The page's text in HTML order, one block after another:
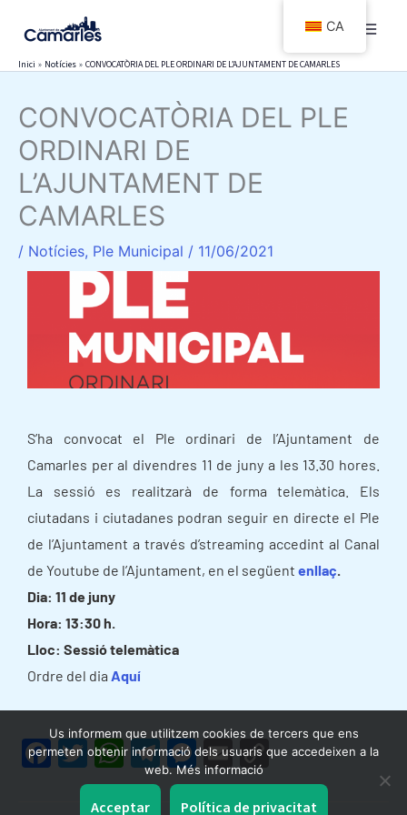
contingut
Inici Notícies CONVOCATÒRIA DEL PLE ORDINARI DE L’AJUNTAMENT DE CAMARLES
CONVOCATÒRIA DEL PLE
ORDINARI DE
L’AJUNTAMENT DE
CAMARLES
/ Notícies, Ple Municipal / 11/06/2021
S’ha convocat el Ple ordinari de l’Ajuntament de
Camarles per al divendres 11 de juny a les 13.30 hores.
La sessió es realitzarà de forma telemàtica. Els
ciutadans i ciutadanes podran seguir en directe el Ple
de l’Ajuntament a través d’streaming accedint al Canal
de Youtube de l’Ajuntament, en el següent enllaç.
Dia: 11 de juny
Hora: 13:30 h.
Lloc: Sessió telemàtica
Ordre del dia Aquí
F T
w
W
h
T
el
M
e
E
m
C
o
CA
Us informem que utilitzem cookies de tercers que ens
permeten obtenir informació dels usuaris que accedeixen a la
web. Més informació
Acceptar Política de privacitat